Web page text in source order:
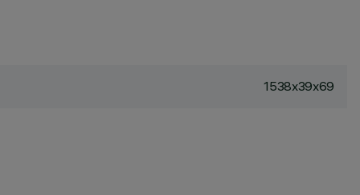
1538x39x69